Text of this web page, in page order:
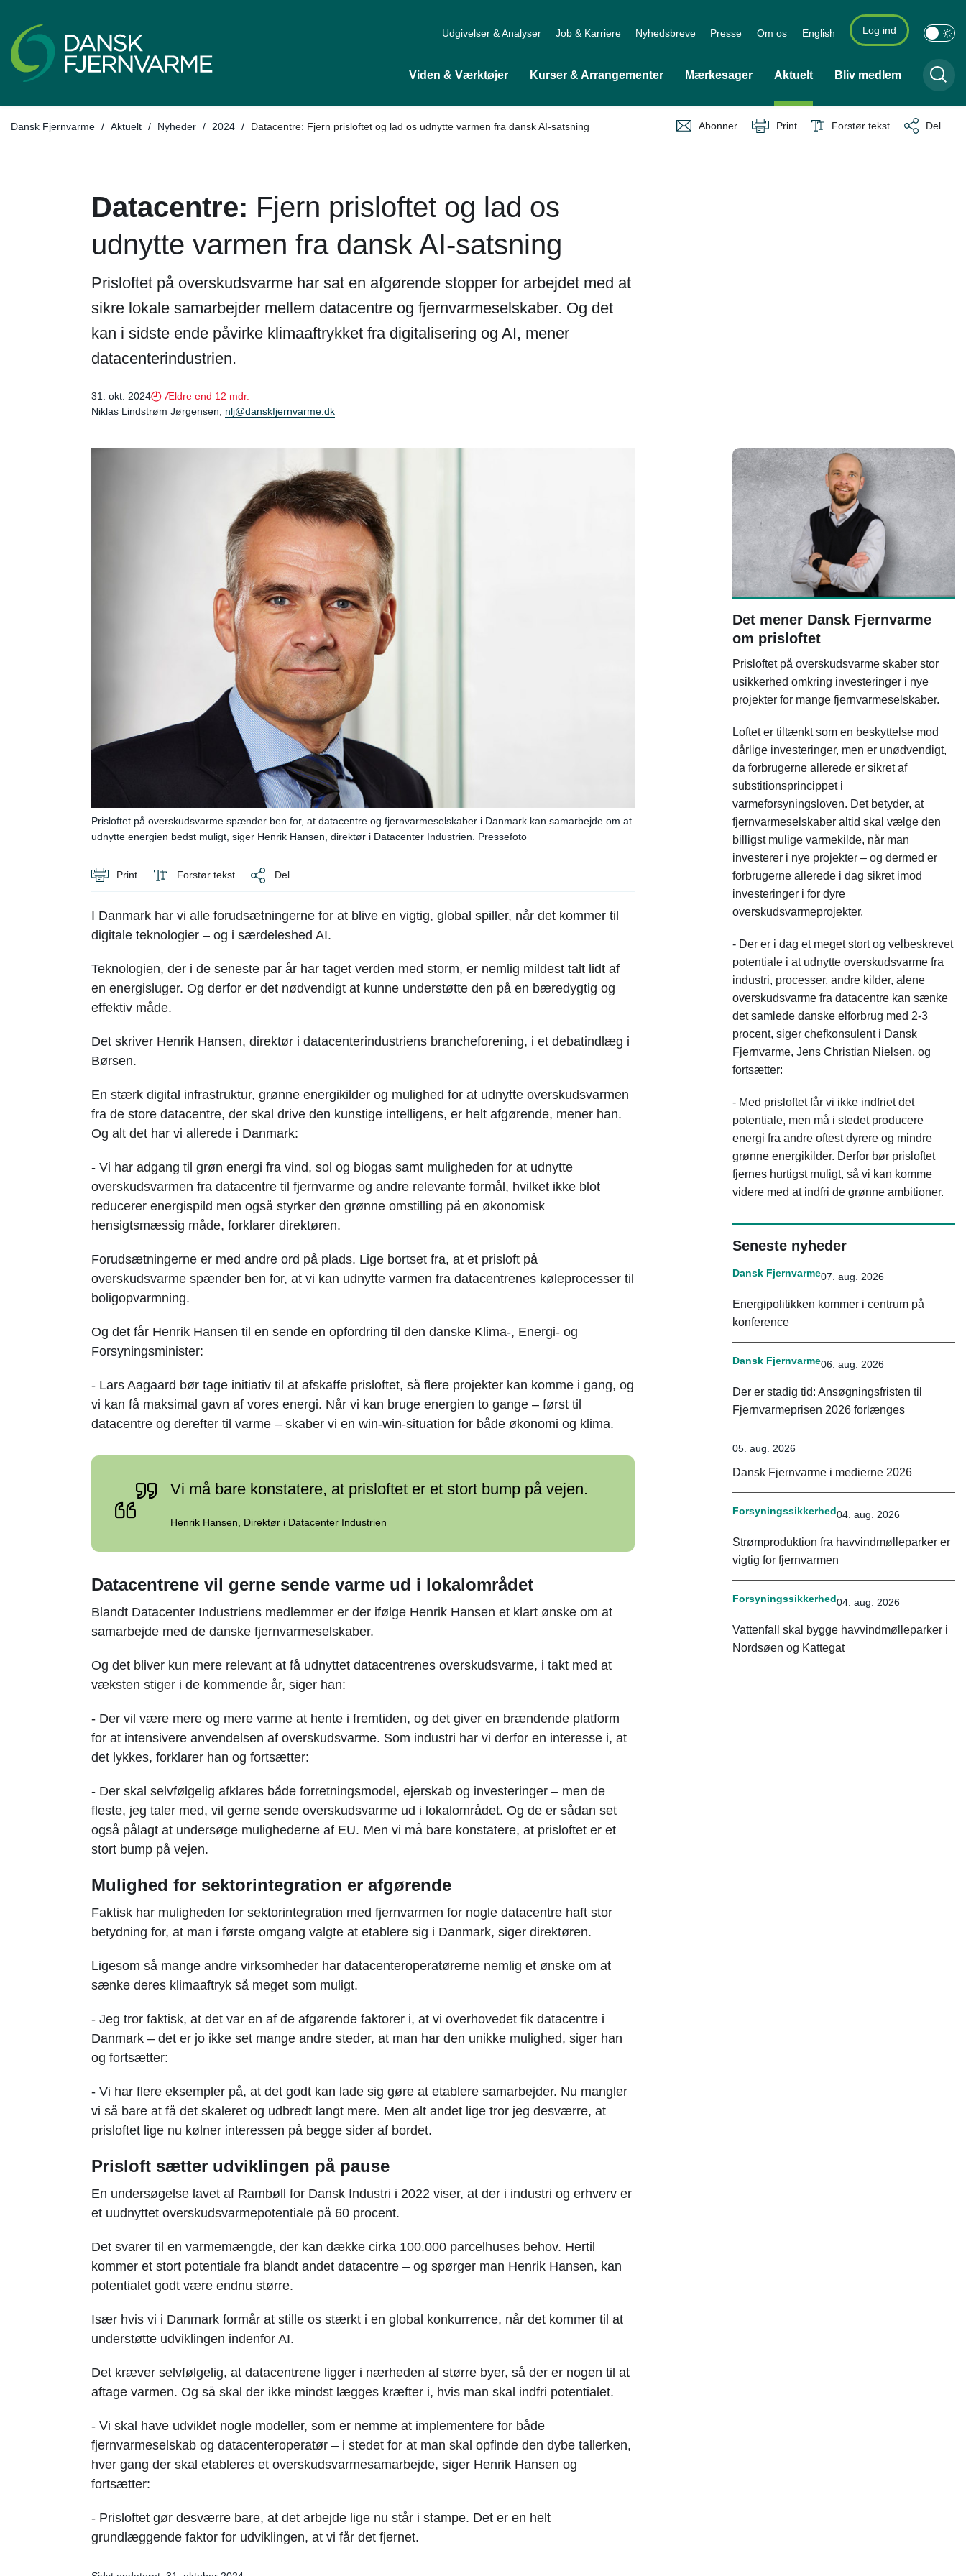
Udgivelser & Analyser Job & Karriere Nyhedsbreve Presse Om os English Log ind
Viden & Værktøjer Kurser & Arrangementer Mærkesager Aktuelt Bliv medlem
Dansk Fjernvarme / Aktuelt / Nyheder / Tilbage til
2024 / Datacentre: Fjern prisloftet og lad os udnytte varmen fra dansk AI-satsning Abonner Print Forstør tekst Del
Datacentre: Fjern prisloftet og lad os
udnytte varmen fra dansk AI-satsning
Prisloftet på overskudsvarme har sat en afgørende stopper for arbejdet med at
sikre lokale samarbejder mellem datacentre og fjernvarmeselskaber. Og det
kan i sidste ende påvirke klimaaftrykket fra digitalisering og AI, mener
datacenterindustrien.
31. okt. 2024
Ældre end 12 mdr.
Niklas Lindstrøm Jørgensen, nlj@danskfjernvarme.dk
Prisloftet på overskudsvarme spænder ben for, at datacentre og fjernvarmeselskaber i Danmark kan samarbejde om at
udnytte energien bedst muligt, siger Henrik Hansen, direktør i Datacenter Industrien. Pressefoto
Print Forstør tekst Del
I Danmark har vi alle forudsætningerne for at blive en vigtig, global spiller, når det kommer til
digitale teknologier – og i særdeleshed AI.
Teknologien, der i de seneste par år har taget verden med storm, er nemlig mildest talt lidt af
en energisluger. Og derfor er det nødvendigt at kunne understøtte den på en bæredygtig og
effektiv måde.
Det skriver Henrik Hansen, direktør i datacenterindustriens brancheforening, i et debatindlæg i
Børsen.
En stærk digital infrastruktur, grønne energikilder og mulighed for at udnytte overskudsvarmen
fra de store datacentre, der skal drive den kunstige intelligens, er helt afgørende, mener han.
Og alt det har vi allerede i Danmark:
- Vi har adgang til grøn energi fra vind, sol og biogas samt muligheden for at udnytte
overskudsvarmen fra datacentre til fjernvarme og andre relevante formål, hvilket ikke blot
reducerer energispild men også styrker den grønne omstilling på en økonomisk
hensigtsmæssig måde, forklarer direktøren.
Forudsætningerne er med andre ord på plads. Lige bortset fra, at et prisloft på
overskudsvarme spænder ben for, at vi kan udnytte varmen fra datacentrenes køleprocesser til
boligopvarmning.
Og det får Henrik Hansen til en sende en opfordring til den danske Klima-, Energi- og
Forsyningsminister:
- Lars Aagaard bør tage initiativ til at afskaffe prisloftet, så flere projekter kan komme i gang, og
vi kan få maksimal gavn af vores energi. Når vi kan bruge energien to gange – først til
datacentre og derefter til varme – skaber vi en win-win-situation for både økonomi og klima.
Vi må bare konstatere, at prisloftet er et stort bump på vejen.
Henrik Hansen, Direktør i Datacenter Industrien
Datacentrene vil gerne sende varme ud i lokalområdet
Blandt Datacenter Industriens medlemmer er der ifølge Henrik Hansen et klart ønske om at
samarbejde med de danske fjernvarmeselskaber.
Og det bliver kun mere relevant at få udnyttet datacentrenes overskudsvarme, i takt med at
væksten stiger i de kommende år, siger han:
- Der vil være mere og mere varme at hente i fremtiden, og det giver en brændende platform
for at intensivere anvendelsen af overskudsvarme. Som industri har vi derfor en interesse i, at
det lykkes, forklarer han og fortsætter:
- Der skal selvfølgelig afklares både forretningsmodel, ejerskab og investeringer – men de
fleste, jeg taler med, vil gerne sende overskudsvarme ud i lokalområdet. Og de er sådan set
også pålagt at undersøge mulighederne af EU. Men vi må bare konstatere, at prisloftet er et
stort bump på vejen.
Mulighed for sektorintegration er afgørende
Faktisk har muligheden for sektorintegration med fjernvarmen for nogle datacentre haft stor
betydning for, at man i første omgang valgte at etablere sig i Danmark, siger direktøren.
Ligesom så mange andre virksomheder har datacenteroperatørerne nemlig et ønske om at
sænke deres klimaaftryk så meget som muligt.
- Jeg tror faktisk, at det var en af de afgørende faktorer i, at vi overhovedet fik datacentre i
Danmark – det er jo ikke set mange andre steder, at man har den unikke mulighed, siger han
og fortsætter:
- Vi har flere eksempler på, at det godt kan lade sig gøre at etablere samarbejder. Nu mangler
vi så bare at få det skaleret og udbredt langt mere. Men alt andet lige tror jeg desværre, at
prisloftet lige nu kølner interessen på begge sider af bordet.
Prisloft sætter udviklingen på pause
En undersøgelse lavet af Rambøll for Dansk Industri i 2022 viser, at der i industri og erhverv er
et uudnyttet overskudsvarmepotentiale på 60 procent.
Det svarer til en varmemængde, der kan dække cirka 100.000 parcelhuses behov. Hertil
kommer et stort potentiale fra blandt andet datacentre – og spørger man Henrik Hansen, kan
potentialet godt være endnu større.
Især hvis vi i Danmark formår at stille os stærkt i en global konkurrence, når det kommer til at
understøtte udviklingen indenfor AI.
Det kræver selvfølgelig, at datacentrene ligger i nærheden af større byer, så der er nogen til at
aftage varmen. Og så skal der ikke mindst lægges kræfter i, hvis man skal indfri potentialet.
- Vi skal have udviklet nogle modeller, som er nemme at implementere for både
fjernvarmeselskab og datacenteroperatør – i stedet for at man skal opfinde den dybe tallerken,
hver gang der skal etableres et overskudsvarmesamarbejde, siger Henrik Hansen og
fortsætter:
- Prisloftet gør desværre bare, at det arbejde lige nu står i stampe. Det er en helt
grundlæggende faktor for udviklingen, at vi får det fjernet.
Det mener Dansk Fjernvarme
om prisloftet
Prisloftet på overskudsvarme skaber stor
usikkerhed omkring investeringer i nye
projekter for mange fjernvarmeselskaber.
Loftet er tiltænkt som en beskyttelse mod
dårlige investeringer, men er unødvendigt,
da forbrugerne allerede er sikret af
substitionsprincippet i
varmeforsyningsloven. Det betyder, at
fjernvarmeselskaber altid skal vælge den
billigst mulige varmekilde, når man
investerer i nye projekter – og dermed er
forbrugerne allerede i dag sikret imod
investeringer i for dyre
overskudsvarmeprojekter.
- Der er i dag et meget stort og velbeskrevet
potentiale i at udnytte overskudsvarme fra
industri, processer, andre kilder, alene
overskudsvarme fra datacentre kan sænke
det samlede danske elforbrug med 2-3
procent, siger chefkonsulent i Dansk
Fjernvarme, Jens Christian Nielsen, og
fortsætter:
- Med prisloftet får vi ikke indfriet det
potentiale, men må i stedet producere
energi fra andre oftest dyrere og mindre
grønne energikilder. Derfor bør prisloftet
fjernes hurtigst muligt, så vi kan komme
videre med at indfri de grønne ambitioner.
Seneste nyheder
Dansk Fjernvarme07. aug. 2026
Energipolitikken kommer i centrum på
konference
Dansk Fjernvarme06. aug. 2026
Der er stadig tid: Ansøgningsfristen til
Fjernvarmeprisen 2026 forlænges
05. aug. 2026
Dansk Fjernvarme i medierne 2026
Forsyningssikkerhed04. aug. 2026
Strømproduktion fra havvindmølleparker er
vigtig for fjernvarmen
Forsyningssikkerhed04. aug. 2026
Vattenfall skal bygge havvindmølleparker i
Nordsøen og Kattegat